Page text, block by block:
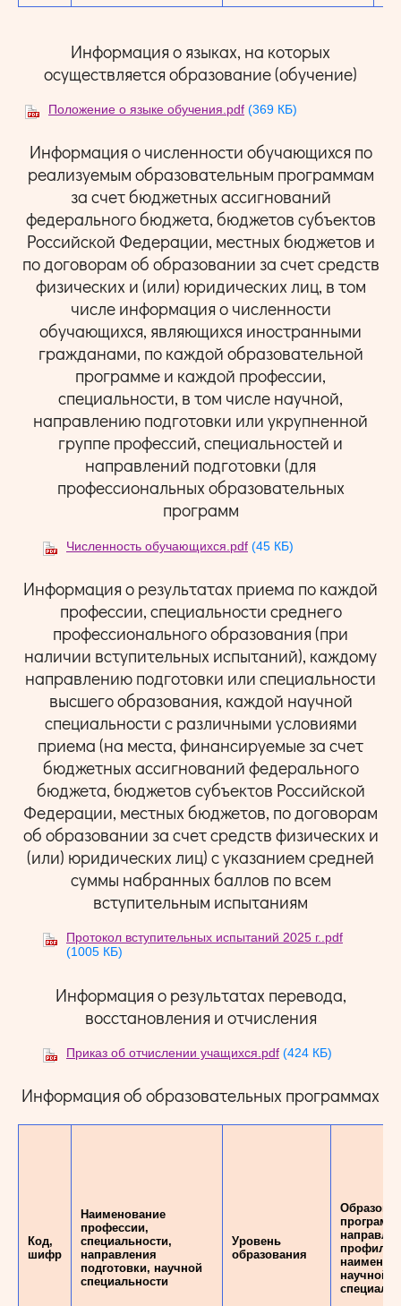
Информация о языках, на которых
осуществляется образование (обучение)
Положение о языке обучения.pdf (369 КБ)
Информация о численности обучающихся по
реализуемым образовательным программам
за счет бюджетных ассигнований
федерального бюджета, бюджетов субъектов
Российской Федерации, местных бюджетов и
по договорам об образовании за счет средств
физических и (или) юридических лиц, в том
числе информация о численности
обучающихся, являющихся иностранными
гражданами, по каждой образовательной
программе и каждой профессии,
специальности, в том числе научной,
направлению подготовки или укрупненной
группе профессий, специальностей и
направлений подготовки (для
профессиональных образовательных
программ
Численность обучающихся.pdf (45 КБ)
Информация о результатах приема по каждой
профессии, специальности среднего
профессионального образования (при
наличии вступительных испытаний), каждому
направлению подготовки или специальности
высшего образования, каждой научной
специальности с различными условиями
приема (на места, финансируемые за счет
бюджетных ассигнований федерального
бюджета, бюджетов субъектов Российской
Федерации, местных бюджетов, по договорам
об образовании за счет средств физических и
(или) юридических лиц) с указанием средней
суммы набранных баллов по всем
вступительным испытаниям
Протокол вступительных испытаний 2025 г..pdf
(1005 КБ)
Информация о результатах перевода,
восстановления и отчисления
Приказ об отчислении учащихся.pdf (424 КБ)
Информация об образовательных программах
Код,
шифр
Наименование
профессии,
специальности,
направления
подготовки, научной
специальности
Уровень
образования
научной